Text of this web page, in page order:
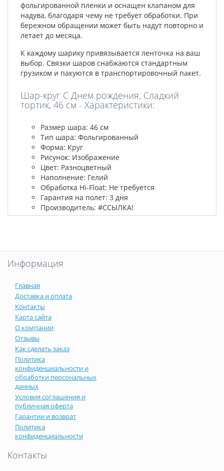
фольгированной пленки и оснащен клапаном для
надува, благодаря чему не требует обработки. При
бережном обращении может быть надут повторно и
летает до месяца.
К каждому шарику привязывается ленточка на ваш
выбор. Связки шаров снабжаются стандартным
грузиком и пакуются в транспортировочный пакет.
Шар-круг С Днем рождения, Сладкий
тортик, 46 см - Характеристики:
Размер шара: 46 см
Тип шара: Фольгированный
Форма: Круг
Рисунок: Изображение
Цвет: Разноцветный
Наполнение: Гелий
Обработка Hi-Float: Не требуется
Гарантия на полет: 3 дня
Производитель: #ССЫЛКА!
Информация
Главная
Доставка и оплата
Контакты
Карта сайта
О компании
Отзывы
Как сделать заказ
Политика
конфиденциальности и
обработки персональных
данных
Условия соглашения и
публичная оферта
Гарантии и возврат
Политика
конфиденциальности
Контакты